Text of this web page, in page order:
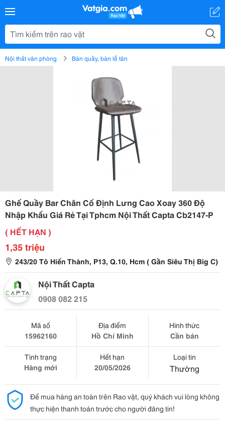
Nội thất văn phòng Bàn quầy, bàn lễ tân
Ghế Quầy Bar Chân Cố Định Lưng Cao Xoay 360 Độ
Nhập Khẩu Giá Rẻ Tại Tphcm Nội Thất Capta Cb2147-P
( HẾT HẠN )
1,35 triệu
243/20 Tô Hiến Thành, P13, Q.10, Hcm ( Gần Siêu Thị Big C)
Nội Thất Capta
0908 082 215
Mã số
15962160
Địa điểm
Hồ Chí Minh
Hình thức
Cần bán
Tình trạng
Hàng mới
Hết hạn
20/05/2026
Loại tin
Thường
Để mua hàng an toàn trên Rao vặt, quý khách vui lòng không
thực hiện thanh toán trước cho người đăng tin!